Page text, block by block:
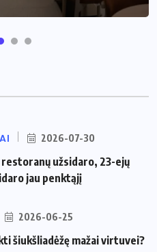
2026-07-30
restoranų užsidaro, 23-ejų
jau penktąjį
2026-06-25
šiukšliadėžę mažai virtuvei?